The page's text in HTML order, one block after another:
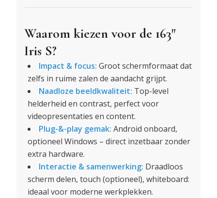
Waarom kiezen voor de 163″
Iris S?
Impact & focus: Groot schermformaat dat
zelfs in ruime zalen de aandacht grijpt.
Naadloze beeldkwaliteit: Top-level
helderheid en contrast, perfect voor
videopresentaties en content.
Plug-&-play gemak: Android onboard,
optioneel Windows – direct inzetbaar zonder
extra hardware.
Interactie & samenwerking: Draadloos
scherm delen, touch (optioneel), whiteboard:
ideaal voor moderne werkplekken.